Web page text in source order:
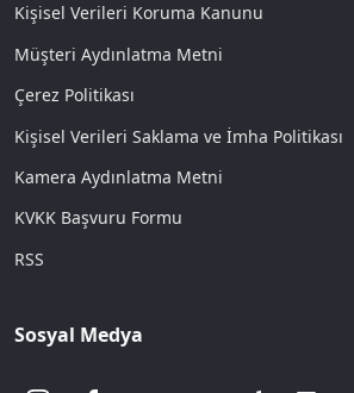
Kişisel Verileri Koruma Kanunu
Müşteri Aydınlatma Metni
Çerez Politikası
Kişisel Verileri Saklama ve İmha Politikası
Kamera Aydınlatma Metni
KVKK Başvuru Formu
RSS
Sosyal Medya